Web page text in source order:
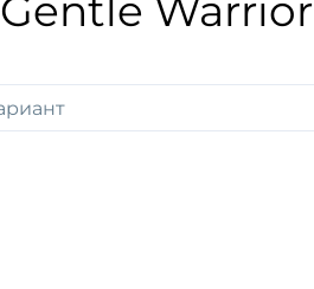
Gentle Warrior